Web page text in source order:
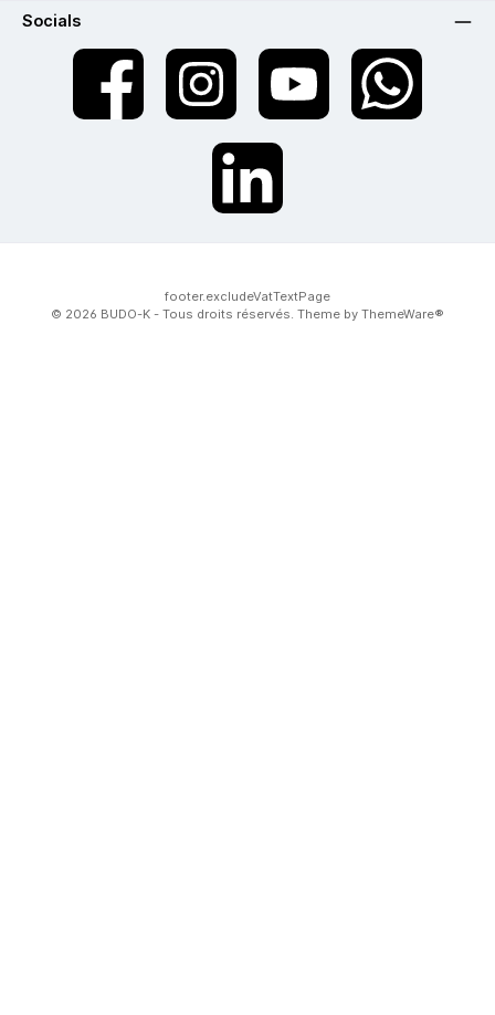
Socials
twt.widget.communities.facebook.name
twt.widget.communities.instagram.name
twt.widget.communities.linkedin.name
footer.excludeVatTextPage
© 2026 BUDO-K - Tous droits réservés. Theme by ThemeWare®